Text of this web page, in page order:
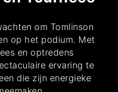
om Tomlinson
op het podium. Met
en optredens
ervaring te
die zijn energieke